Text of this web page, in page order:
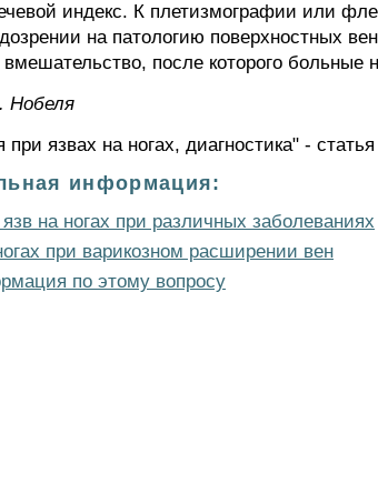
индекс. К плетизмографии или
на патологию поверхностных
вмешательство, после которого
Нобеля
язвах на ногах, диагностика" -
информация:
на ногах при различных заболеваниях
при варикозном расширении вен
по этому вопросу